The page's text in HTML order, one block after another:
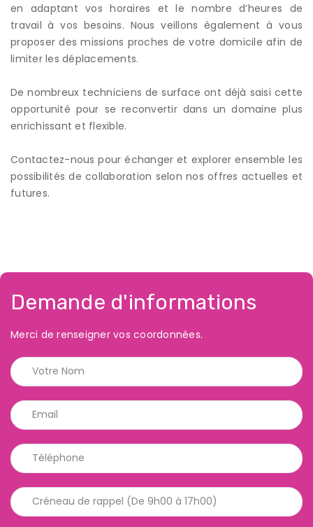
en adaptant vos horaires et le nombre d’heures de
travail à vos besoins. Nous veillons également à vous
proposer des missions proches de votre domicile afin de
limiter les déplacements.
De nombreux techniciens de surface ont déjà saisi cette
opportunité pour se reconvertir dans un domaine plus
enrichissant et flexible.
Contactez-nous pour échanger et explorer ensemble les
possibilités de collaboration selon nos offres actuelles et
futures.
Demande d'informations
Merci de renseigner vos coordonnées.